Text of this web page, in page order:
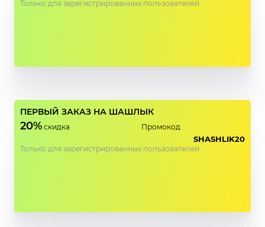
Только для зарегистрированных пользователей
ПЕРВЫЙ ЗАКАЗ НА ШАШЛЫК
20% скидка Промокод
SHASHLIK20
Только для зарегистрированных пользователей